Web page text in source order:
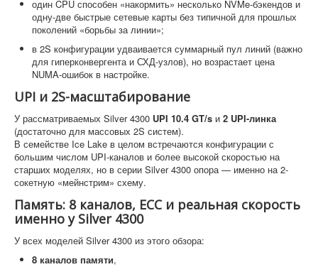
один CPU способен «накормить» несколько NVMe-бэкендов и
одну-две быстрые сетевые карты без типичной для прошлых
поколений «борьбы за линии»;
в 2S конфигурации удваивается суммарный пул линий (важно
для гиперконвергента и СХД-узлов), но возрастает цена
NUMA-ошибок в настройке.
UPI и 2S-масштабирование
У рассматриваемых Silver 4300 UPI 10.4 GT/s и 2 UPI-линка
(достаточно для массовых 2S систем).
В семействе Ice Lake в целом встречаются конфигурации с
большим числом UPI-каналов и более высокой скоростью на
старших моделях, но в серии Silver 4300 опора — именно на 2-
сокетную «мейнстрим» схему.
Память: 8 каналов, ECC и реальная скорость
именно у Silver 4300
У всех моделей Silver 4300 из этого обзора:
8 каналов памяти,